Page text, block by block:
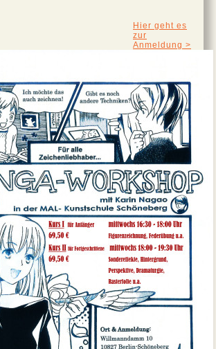
Hier geht es
zur
Anmeldung >